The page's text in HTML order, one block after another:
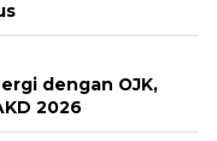
dengan OJK,
2026